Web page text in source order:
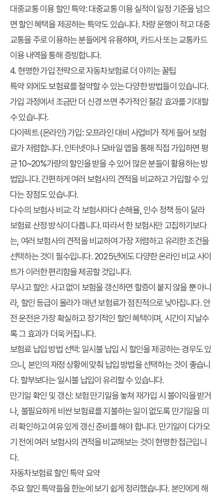
대중교통 이용 할인 특약:대중교통 이용 실적이 일정 기준을 넘으
면 할인 혜택을 제공하는 특약도 있습니다. 차량 운행이 적고 대중
교통을 주로 이용하는 분들에게 유용하며, 카드사 또는 교통카드
이용 내역을 통해 증빙합니다.
4. 현명한 가입 전략으로 자동차보험료 더 아끼는 꿀팁
특약 외에도 보험료를 절약할 수 있는 다양한 방법들이 있습니다.
가입 과정에서 조금만 더 신경 쓰면 추가적인 절감 효과를 기대할
수 있습니다.
다이렉트 (온라인) 가입:오프라인 대비 사업비가 적게 들어 보험
료가 저렴합니다. 인터넷이나 모바일 앱을 통해 직접 가입하면 평
균 10~20%가량의 할인을 받을 수 있어 많은 분들이 활용하는 방
법입니다. 간편하게 여러 보험사의 견적을 비교하고 가입할 수 있
다는 장점도 있습니다.
다수의 보험사 비교:각 보험사마다 손해율, 인수 정책 등이 달라
보험료 산정 방식이 다릅니다. 따라서 한 보험사만 고집하기보다
는, 여러 보험사의 견적을 비교하여 가장 저렴하고 유리한 조건을
선택하는 것이 필수입니다. 2025년에도 다양한 온라인 비교 사이
트가 이러한 편리함을 제공할 것입니다.
무사고 할인: 사고 없이 보험을 갱신하면 할증이 붙지 않을 뿐 아니
라, 할인 등급이 올라가 매년 보험료가 점진적으로 낮아집니다. 안
전 운전은 가장 확실하고 장기적인 할인 혜택이며, 시간이 지날수
록 그 효과가 더욱 커집니다.
보험료 납입 방법 선택: 일시불 납입 시 할인을 제공하는 경우도 있
으니, 본인의 재정 상황에 맞춰 납입 방법을 선택하는 것이 좋습니
다. 할부보다는 일시불 납입이 유리할 수 있습니다.
만기일 확인 및 갱신: 보험 만기일을 놓쳐 재가입 시 불이익을 받거
나, 불필요하게 비싼 보험료를 지불하는 일이 없도록 만기일을 미
리 확인하고 여유 있게 갱신 준비를 해야 합니다. 만기일이 다가오
기 전에 여러 보험사의 견적을 비교해보는 것이 현명한 접근입니
다.
자동차보험료 할인 특약 요약
주요 할인 특약들을 한눈에 보기 쉽게 정리했습니다. 본인에게 해